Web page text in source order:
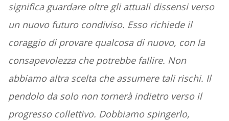
significa guardare oltre gli attuali dissensi verso
un nuovo futuro condiviso. Esso richiede il
coraggio di provare qualcosa di nuovo, con la
consapevolezza che potrebbe fallire. Non
abbiamo altra scelta che assumere tali rischi. Il
pendolo da solo non tornerà indietro verso il
progresso collettivo. Dobbiamo spingerlo,